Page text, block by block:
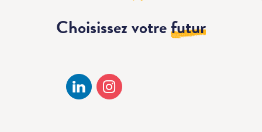
Choisissez votrefutur